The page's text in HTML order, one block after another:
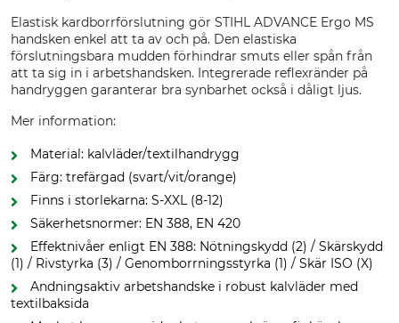
Elastisk kardborrförslutning gör STIHL ADVANCE Ergo MS
handsken enkel att ta av och på. Den elastiska
förslutningsbara mudden förhindrar smuts eller spån från
att ta sig in i arbetshandsken. Integrerade reflexränder på
handryggen garanterar bra synbarhet också i dåligt ljus.
Mer information:
Material: kalvläder/textilhandrygg
Färg: trefärgad (svart/vit/orange)
Finns i storlekarna: S-XXL (8-12)
Säkerhetsnormer: EN 388, EN 420
Effektnivåer enligt EN 388: Nötningskydd (2) / Skärskydd
(1) / Rivstyrka (3) / Genomborrningsstyrka (1) / Skär ISO (X)
Andningsaktiv arbetshandske i robust kalvläder med
textilbaksida